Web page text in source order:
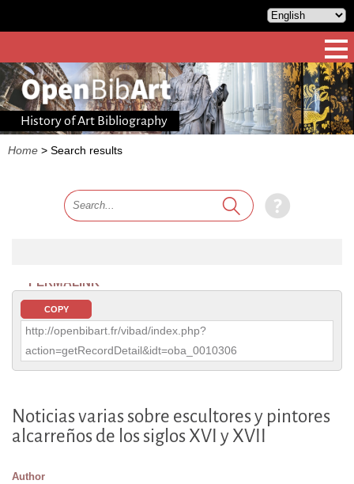
History of Art Bibliography
Home > Search results
PERMALINK
COPY
http://openbibart.fr/vibad/index.php?
action=getRecordDetail&idt=oba_0010306
Noticias varias sobre escultores y pintores
alcarreños de los siglos XVI y XVII
Author